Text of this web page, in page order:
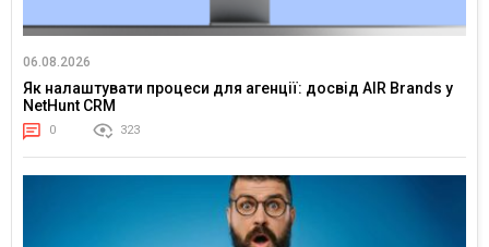
06.08.2026
Як налаштувати процеси для агенції: досвід AIR Brands у
NetHunt CRM
0 323